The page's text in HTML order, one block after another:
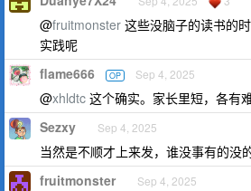
@fruitmonster 这些没脑子的读书的
实践呢
flame666 OP Sep 4, 2025
@xhldtc 这个确实。家长里短，各有难
Sezxy Sep 4, 2025
当然是不顺才上来发，谁没事有的没
fruitmonster Sep 4, 2025